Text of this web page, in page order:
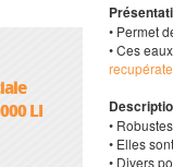
LI
• Permet
• Ces
•
• Elles
• Divers